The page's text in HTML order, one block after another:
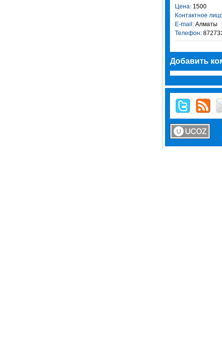
Цена:1500
Контактное
E-mail:Алматы
Телефон:
Добавить